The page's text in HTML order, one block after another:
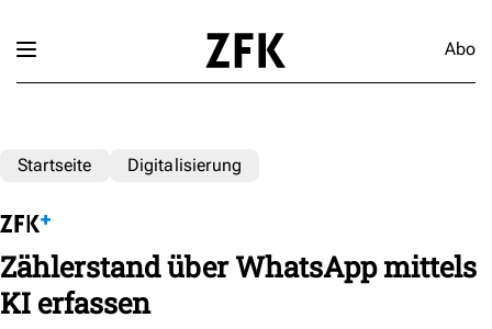
Abo
Startseite Digitalisierung
Zählerstand über WhatsApp mittels
KI erfassen